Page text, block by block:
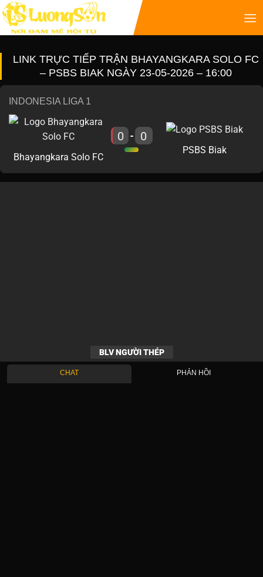
LINK TRỰC TIẾP TRẬN BHAYANGKARA SOLO FC
– PSBS BIAK NGÀY 23-05-2026 – 16:00
INDONESIA LIGA 1
Bhayangkara Solo FC
0 - 0
PSBS Biak
BLV NGƯỜI THÉP
CHAT PHẢN HỒI